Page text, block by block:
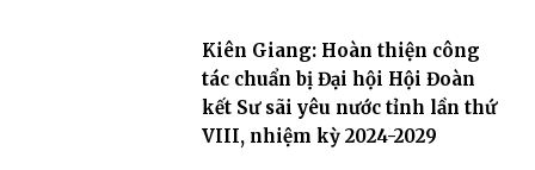
Kiên Giang: Hoàn thiện công
tác chuẩn bị Đại hội Hội Đoàn
kết Sư sãi yêu nước tỉnh lần thứ
VIII, nhiệm kỳ 2024-2029